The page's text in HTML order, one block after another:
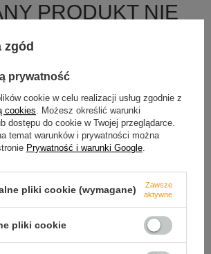
PRODUKT NIE
ZNALEZIONY.
zaawansowanej
PRODUKTU,
NIE MAMY W
naszej ofercie produktu, a chciałbyś kupić go
skorzystać ze specjalnego formularza i
przedmiotu. Aby móc to zrobić
.
zgód
prywatność
cookie w celu realizacji usług zgodnie z
cookies. Możesz określić warunki
dostępu do cookie w Twojej przeglądarce.
temat warunków i prywatności można
Prywatność i warunki Google.
pliki cookie (wymagane)
Zawsze
aktywne
pliki cookie